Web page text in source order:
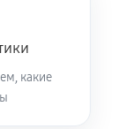
какие